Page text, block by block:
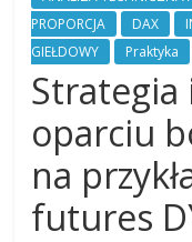
giełdowego,
walut,
wykresy
giełdowe,
artykuły,
forum.
Analizy
w
oparciu
o
PROPORCJA
DAX
GIEŁDOWY
Praktyka
oparciu
na
futures